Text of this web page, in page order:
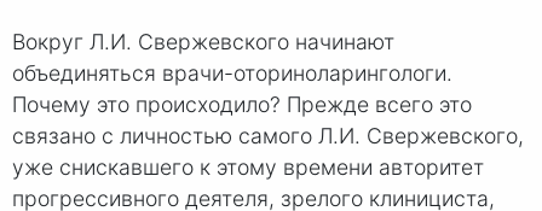
Вокруг Л.И. Свержевского начинают
объединяться врачи-оториноларингологи.
Почему это происходило? Прежде всего это
связано с личностью самого Л.И. Свержевского,
уже снискавшего к этому времени авторитет
прогрессивного деятеля, зрелого клинициста,